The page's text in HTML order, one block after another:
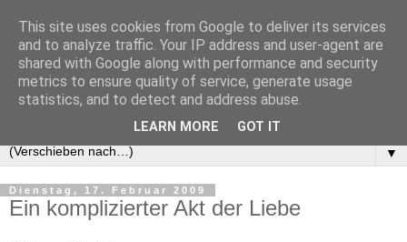
▼
Dienstag, 17. Februar 2009
Ein komplizierter Akt der Liebe
This site uses cookies from Google to deliver its services
and to analyze traffic. Your IP address and user-agent are
shared with Google along with performance and security
metrics to ensure quality of service, generate usage
statistics, and to detect and address abuse.
LEARN MORE GOT IT